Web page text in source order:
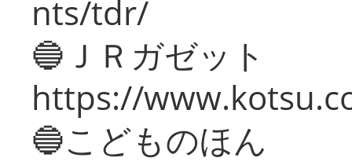
nts/tdr/
🔵ＪＲガゼット
https://
🔵こどものほん